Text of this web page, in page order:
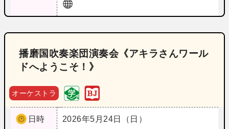
播磨国吹奏楽団演奏会《アキラさんワール
ドへようこそ！》
オーケストラ
日時
2026年5月24日（日）